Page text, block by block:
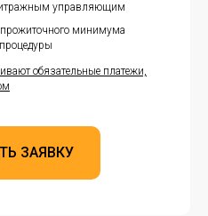
управляющим
минимума
обязательные платежи,
ЗАЯВКУ